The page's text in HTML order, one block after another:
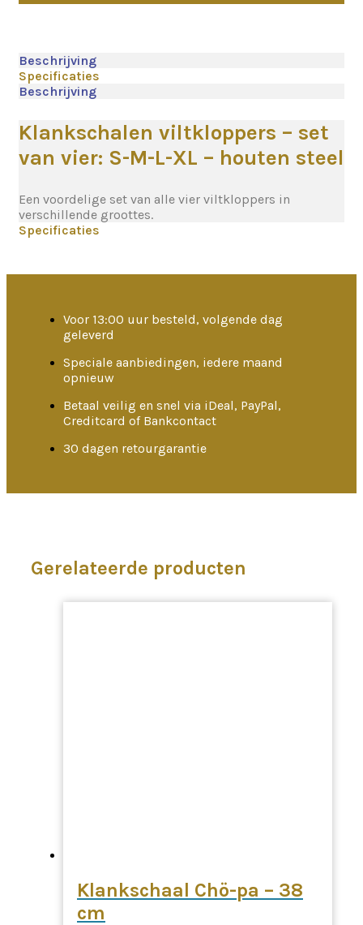
Beschrijving
Specificaties
Beschrijving
Klankschalen viltkloppers – set
van vier: S-M-L-XL – houten steel
Een voordelige set van alle vier viltkloppers in
verschillende groottes.
Specificaties
Voor 13:00 uur besteld, volgende dag
geleverd
Speciale aanbiedingen, iedere maand
opnieuw
Betaal veilig en snel via iDeal, PayPal,
Creditcard of Bankcontact
30 dagen retourgarantie
Gerelateerde producten
Klankschaal Chö-pa – 38
cm